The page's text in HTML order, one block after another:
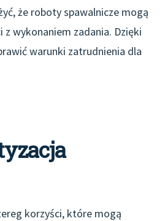
że roboty spawalnicze mogą
wykonaniem zadania. Dzięki
warunki zatrudnienia dla
korzyści, które mogą